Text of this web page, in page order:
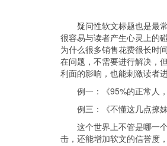
疑问性软文标题也是最
很容易与读者产生心灵上的
为什么很多销售花费很长时
在问题，不需要进行解决，
利面的影响，也能刺激读者
例一：《95%的正常人
例三：《不懂这几点撩
这个世界上不管是哪一
击，还能增加软文的信誉度